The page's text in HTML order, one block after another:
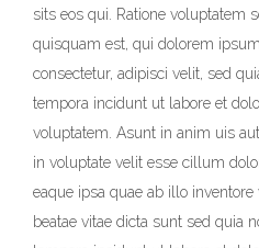
sits eos qui. Ratione voluptatem
quisquam est, qui dolorem
consectetur, adipisci velit, sed
tempora incidunt ut labore et
voluptatem. Asunt in anim uis
in voluptate velit esse cillum
eaque ipsa quae ab illo
beatae vitae dicta sunt sed quia